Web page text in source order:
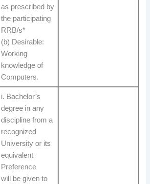
as prescribed by
the participating
RRB/s*
(b) Desirable:
Working
knowledge of
Computers.
i. Bachelor’s
degree in any
discipline from a
recognized
University or its
equivalent
Preference
will be given to